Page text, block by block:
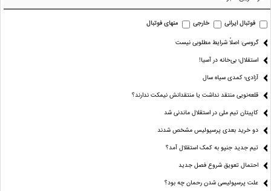
فوتبال ایرانی خارجی منهای فوتبال
گروسی: اصلاً شرایط مطلوبی نیست
استقلال؛ بی‌خانه در آسیا!
آزادی؛ کمدی سیاه سال
قلعه‌نویی منتقد نداشت یا منتقدانش نیمکت ندارند؟
کاپیتان تیم ملی در استقلال ماندنی شد
دو خرید بعدی پرسپولیس مشخص شدند
تیم جدید جنپو به کمک استقلال آمد؟
احتمال تعویق شروع فصل جدید
علت پرسپولیسی شدن رحمان چه بود؟